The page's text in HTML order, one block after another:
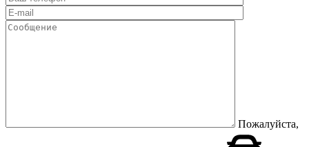
Пожалуйста,